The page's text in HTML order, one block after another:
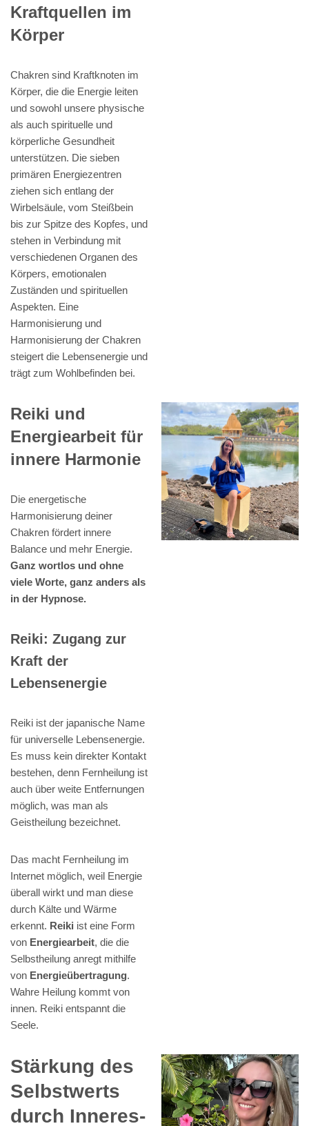
Kraftquellen im
Körper
Chakren sind Kraftknoten im
Körper, die die Energie leiten
und sowohl unsere physische
als auch spirituelle und
körperliche Gesundheit
unterstützen. Die sieben
primären Energiezentren
ziehen sich entlang der
Wirbelsäule, vom Steißbein
bis zur Spitze des Kopfes, und
stehen in Verbindung mit
verschiedenen Organen des
Körpers, emotionalen
Zuständen und spirituellen
Aspekten. Eine
Harmonisierung und
Harmonisierung der Chakren
steigert die Lebensenergie und
trägt zum Wohlbefinden bei.
Reiki und
Energiearbeit für
innere Harmonie
Die energetische
Harmonisierung deiner
Chakren fördert innere
Balance und mehr Energie.
Ganz wortlos und ohne
viele Worte, ganz anders als
in der Hypnose.
Reiki: Zugang zur
Kraft der
Lebensenergie
Reiki ist der japanische Name
für universelle Lebensenergie.
Es muss kein direkter Kontakt
bestehen, denn Fernheilung ist
auch über weite Entfernungen
möglich, was man als
Geistheilung bezeichnet.
Das macht Fernheilung im
Internet möglich, weil Energie
überall wirkt und man diese
durch Kälte und Wärme
erkennt. Reiki ist eine Form
von Energiearbeit, die die
Selbstheilung anregt mithilfe
von Energieübertragung.
Wahre Heilung kommt von
innen. Reiki entspannt die
Seele.
Stärkung des
Selbstwerts
durch Inneres-